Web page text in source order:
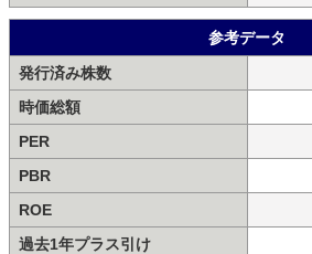
参考データ
発行済み株数
時価総額
PER
PBR
ROE
過去1年プラス引け